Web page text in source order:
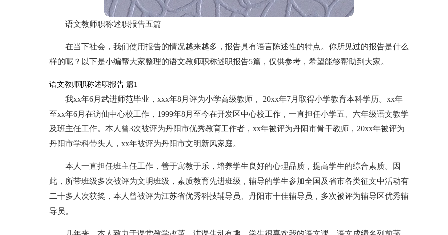
语文教师职称述职报告五篇
在当下社会，我们使用报告的情况越来越多，报告具有语言陈述性的特点。你所见过的报告是什么
样的呢？以下是小编帮大家整理的语文教师职称述职报告5篇，仅供参考，希望能够帮助到大家。
语文教师职称述职报告 篇1
我xx年6月武进师范毕业，xxx年8月评为小学高级教师， 20xx年7月取得小学教育本科学历。xx年
至xx年6月在访仙中心校工作，1999年8月至今在开发区中心校工作，一直担任小学五、六年级语文教学
及班主任工作。本人曾3次被评为丹阳市优秀教育工作者，xx年被评为丹阳市骨干教师，20xx年被评为
丹阳市学科带头人，xx年被评为丹阳市文明新风家庭。
本人一直担任班主任工作，善于寓教于乐，培养学生良好的心理品质，提高学生的综合素质。因
此，所带班级多次被评为文明班级，素质教育先进班级，辅导的学生参加全国及省市各类征文中活动有
二十多人次获奖，本人曾被评为江苏省优秀科技辅导员、丹阳市十佳辅导员，多次被评为辅导区优秀辅
导员。
几年来，本人致力于课堂教学改革，讲课生动有趣，学生很喜欢我的语文课，语文成绩名列前茅。